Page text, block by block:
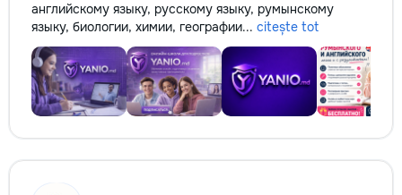
английскому языку, русскому языку, румынскому
языку, биологии, химии, географии... citește tot